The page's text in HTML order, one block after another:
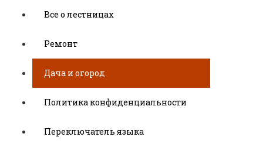
Все о лестницах
Ремонт
Дача и огород
Политика конфиденциальности
Переключатель языка